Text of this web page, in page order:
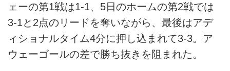
ェーの第1戦は1-1、5日のホームの第2戦では
3-1と2点のリードを奪いながら、最後はアデ
ィショナルタイム4分に押し込まれて3-3。ア
ウェーゴールの差で勝ち抜きを阻まれた。